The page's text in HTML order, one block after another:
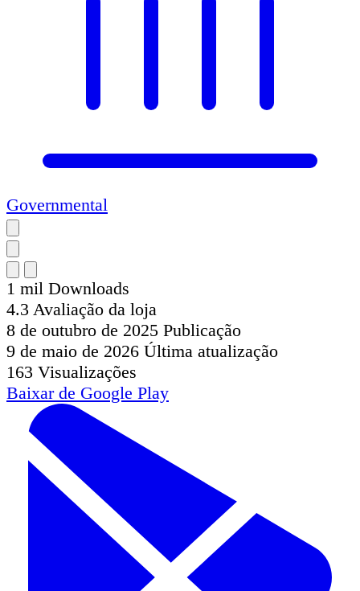
Governmental
1 mil Downloads
4.3 Avaliação da loja
8 de outubro de 2025 Publicação
9 de maio de 2026 Última atualização
163 Visualizações
Baixar de Google Play